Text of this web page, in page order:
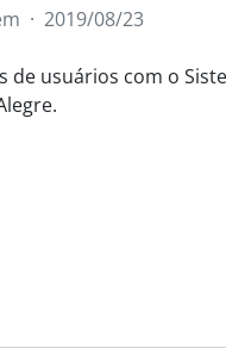
· 2019/08/23
usuários com o